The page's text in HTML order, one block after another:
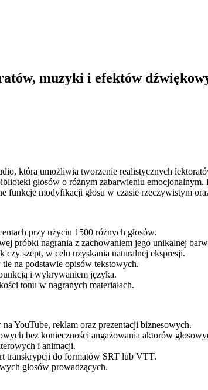
muzyki i efektów
która umożliwia tworzenie realistycznych
głosów o różnym zabarwieniu
funkcje modyfikacji głosu w czasie rzeczywistym
przy użyciu 1500 różnych głosów.
próbki nagrania z zachowaniem jego unikalnej
szept, w celu uzyskania naturalnej ekspresji.
na podstawie opisów tekstowych.
i wykrywaniem języka.
tonu w nagranych materiałach.
YouTube, reklam oraz prezentacji biznesowych.
bez konieczności angażowania aktorów
i animacji.
transkrypcji do formatów SRT lub VTT.
głosów prowadzących.